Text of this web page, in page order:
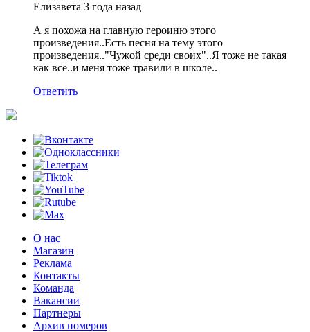
Елизавета 3 года назад
А я похожа на главную героиню этого
произведения..Есть песня на тему этого
произведения.."Чужой среди своих"..Я тоже не такая
как все..и меня тоже травили в школе..
Ответить
О нас
Магазин
Реклама
Контакты
Команда
Вакансии
Партнеры
Архив номеров